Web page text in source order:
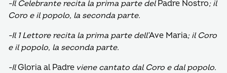
-Il Celebrante recita la prima parte del Padre Nostro; il
Coro e il popolo, la seconda parte.
-Il 1 Lettore recita la prima parte dell’Ave Maria; il Coro
e il popolo, la seconda parte.
-IlGloria al Padre viene cantato dal Coro e dal popolo.